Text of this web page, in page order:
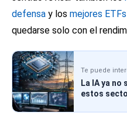
defensa y los mejores
quedarse solo con el
Te puede
La IA ya
estos